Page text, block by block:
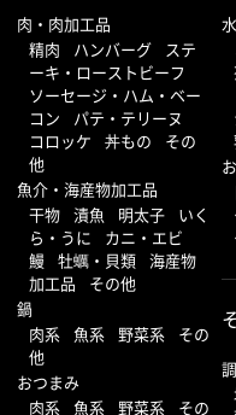
肉・肉加工品
精肉
ハンバーグ
ステ
ーキ・ローストビーフ
ソーセージ・ハム・ベー
コン
パテ・テリーヌ
コロッケ
丼もの
その
他
魚介・海産物加工品
干物 漬魚 明太子
いく
ら・うに
カニ・エビ
鰻
牡蠣・貝類 海産物
加工品
その他
鍋
肉系 魚系 野菜系
その
他
おつまみ
肉系 魚系 野菜系 その